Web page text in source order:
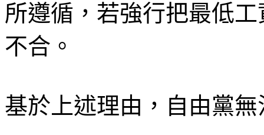
所遵循，若強行把最低
不合。
基於上述理由，自由黨